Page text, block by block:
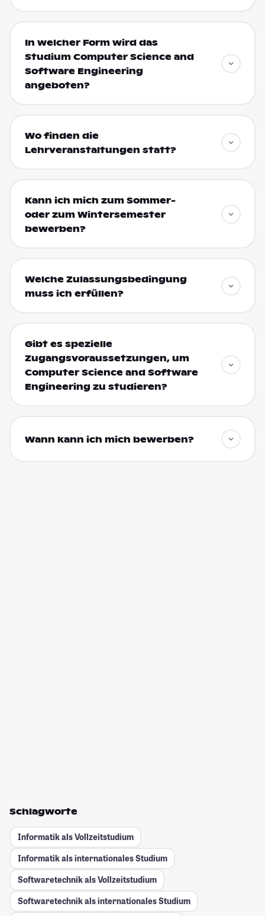
In welcher Form wird das
Studium Computer Science and
Software Engineering
angeboten?
Wo finden die
Lehrveranstaltungen statt?
Kann ich mich zum Sommer-
oder zum Wintersemester
bewerben?
Welche Zulassungsbedingung
muss ich erfüllen?
Gibt es spezielle
Zugangsvoraussetzungen, um
Computer Science and Software
Engineering zu studieren?
Wann kann ich mich bewerben?
Schlagworte
Informatik als Vollzeitstudium
Informatik als internationales Studium
Softwaretechnik als Vollzeitstudium
Softwaretechnik als internationales Studium